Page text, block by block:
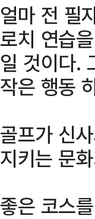
얼마 전 필
로치 연습
일 것이다.
작은 행동
골프가 신
지키는 문
좋은 코스